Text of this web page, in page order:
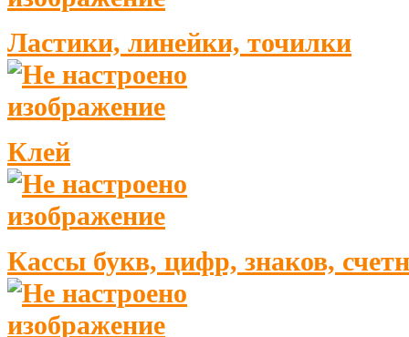
Ластики, линейки, точилки
Клей
Кассы букв, цифр, знаков,